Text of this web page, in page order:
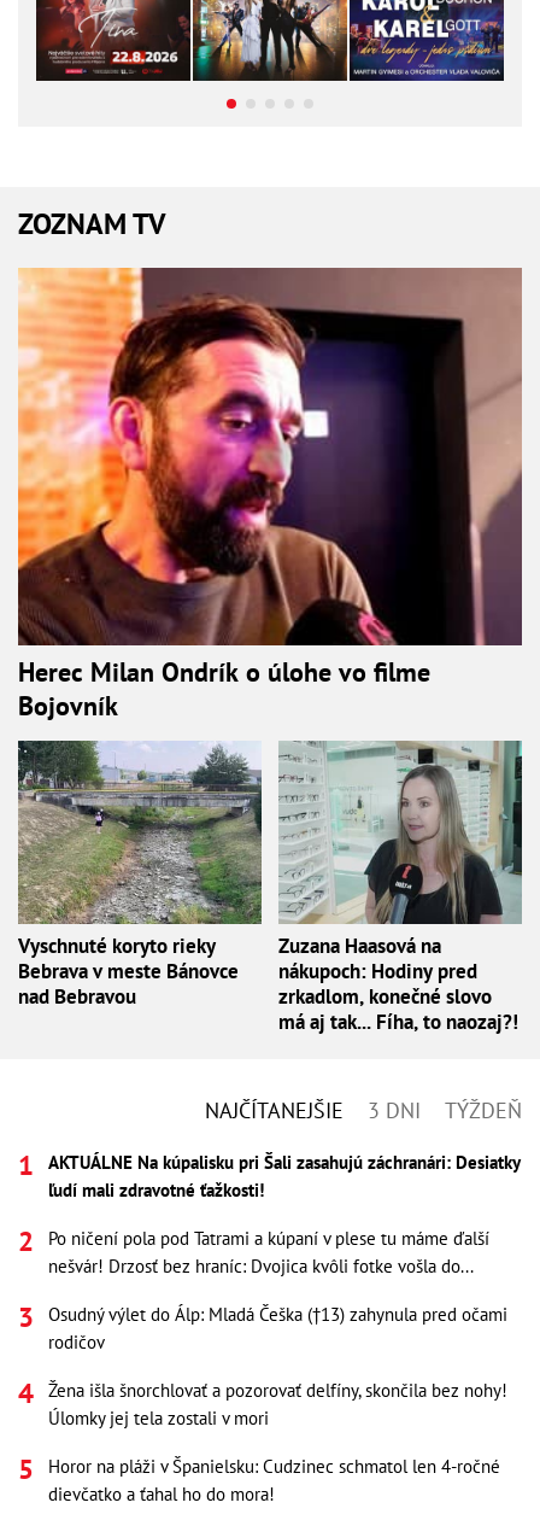
ZOZNAM TV
Herec Milan Ondrík o úlohe vo filme
Bojovník
Vyschnuté koryto rieky
Bebrava v meste Bánovce
nad Bebravou
Zuzana Haasová na
nákupoch: Hodiny pred
zrkadlom, konečné slovo
má aj tak... Fíha, to naozaj?!
NAJČÍTANEJŠIE 3 DNI TÝŽDEŇ
AKTUÁLNE Na kúpalisku pri Šali zasahujú záchranári: Desiatky
ľudí mali zdravotné ťažkosti!
Po ničení pola pod Tatrami a kúpaní v plese tu máme ďalší
nešvár! Drzosť bez hraníc: Dvojica kvôli fotke vošla do...
Osudný výlet do Álp: Mladá Češka (†13) zahynula pred očami
rodičov
Žena išla šnorchlovať a pozorovať delfíny, skončila bez nohy!
Úlomky jej tela zostali v mori
Horor na pláži v Španielsku: Cudzinec schmatol len 4-ročné
dievčatko a ťahal ho do mora!